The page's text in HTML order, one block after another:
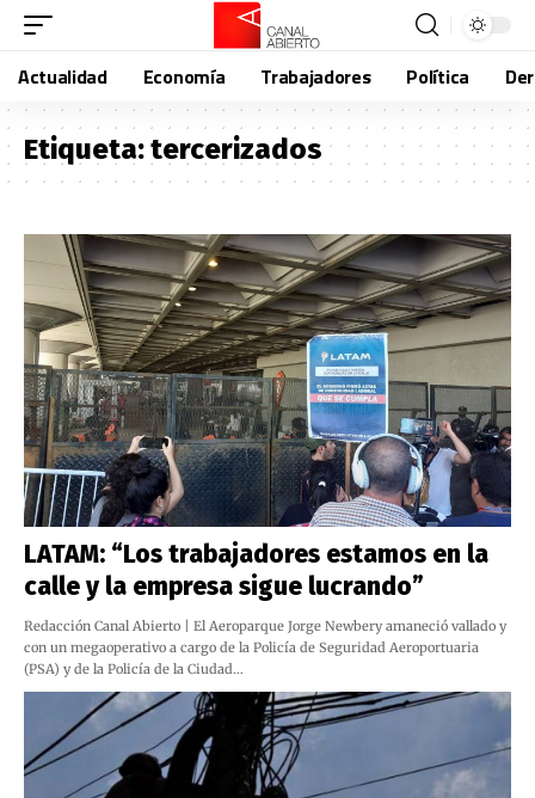
Actualidad Economía Trabajadores Política
Etiqueta:tercerizados
LATAM: “Los trabajadores estamos en la
calle y la empresa sigue lucrando”
Redacción Canal Abierto | El Aeroparque Jorge Newbery amaneció vallado y
con un megaoperativo a cargo de la Policía de Seguridad Aeroportuaria
(PSA) y de la Policía de la Ciudad…